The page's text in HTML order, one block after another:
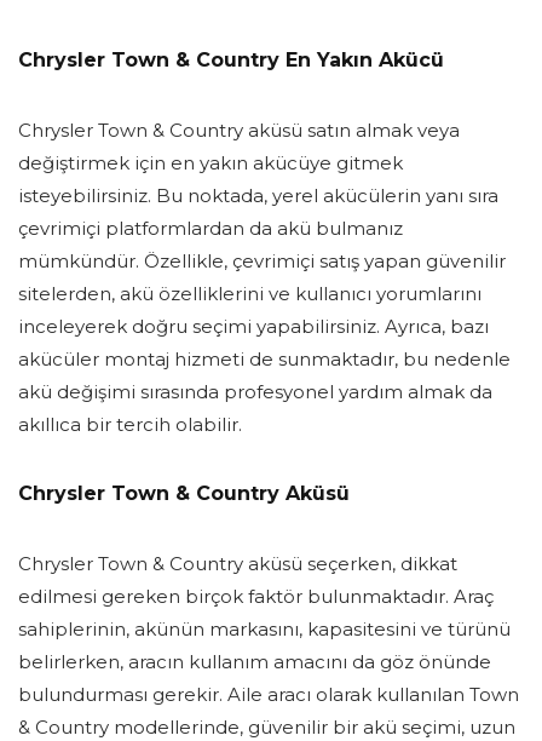
Chrysler Town & Country En Yakın Akücü
Chrysler Town & Country aküsü satın almak veya
değiştirmek için en yakın akücüye gitmek
isteyebilirsiniz. Bu noktada, yerel akücülerin yanı sıra
çevrimiçi platformlardan da akü bulmanız
mümkündür. Özellikle, çevrimiçi satış yapan güvenilir
sitelerden, akü özelliklerini ve kullanıcı yorumlarını
inceleyerek doğru seçimi yapabilirsiniz. Ayrıca, bazı
akücüler montaj hizmeti de sunmaktadır, bu nedenle
akü değişimi sırasında profesyonel yardım almak da
akıllıca bir tercih olabilir.
Chrysler Town & Country Aküsü
Chrysler Town & Country aküsü seçerken, dikkat
edilmesi gereken birçok faktör bulunmaktadır. Araç
sahiplerinin, akünün markasını, kapasitesini ve türünü
belirlerken, aracın kullanım amacını da göz önünde
bulundurması gerekir. Aile aracı olarak kullanılan Town
& Country modellerinde, güvenilir bir akü seçimi, uzun